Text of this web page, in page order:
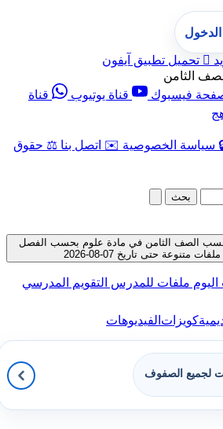
 تحميل تطبيق آيفون
الثامن
فيسبوك قناة يوتيوب
قناة
سياسة الخصوصية ✉️ اتصل بنا ⚖️ حقوق
بحث
الصف الثامن في مادة علوم بحسب الفصل
متنوعة حتى تاريخ 07-08-2026
ملفات للمدرس التقويم المدرسي
كويزاتالفيديوهات
لجميع الصفوف